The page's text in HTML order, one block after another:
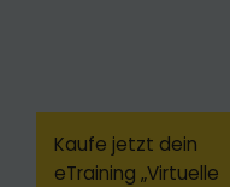
Kaufe jetzt dein
eTraining „Virtuelle